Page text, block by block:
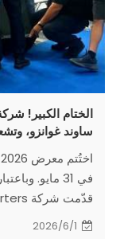
الختام الكبير!
ساوند غوانزو،
في 31 مايو.
2026/6/1